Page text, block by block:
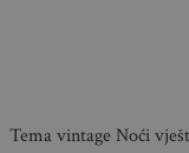
Tema vintage Noći